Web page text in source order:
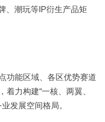
、潮玩等IP衍生产品矩
能区域、各区优势赛道
力构建“一核、两翼、
发展空间格局。